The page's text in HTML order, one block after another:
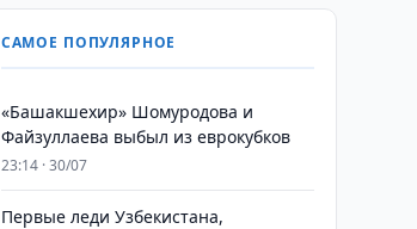
САМОЕ ПОПУЛЯРНОЕ
«Башакшехир» Шомуродова и
Файзуллаева выбыл из еврокубков
23:14 · 30/07
Первые леди Узбекистана,